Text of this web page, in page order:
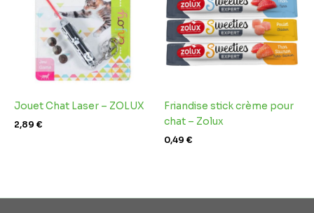
Jouet Chat Laser – ZOLUX
2,89 €
Friandise stick crème pour
chat – Zolux
0,49 €